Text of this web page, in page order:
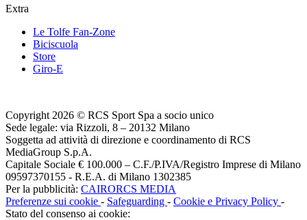
Extra
Le Tolfe Fan-Zone
Biciscuola
Store
Giro-E
Copyright 2026 © RCS Sport Spa a socio unico
Sede legale: via Rizzoli, 8 – 20132 Milano
Soggetta ad attività di direzione e coordinamento di RCS
MediaGroup S.p.A.
Capitale Sociale € 100.000 – C.F./P.IVA/Registro Imprese di Milano
09597370155 - R.E.A. di Milano 1302385
Per la pubblicità: CAIRORCS MEDIA
Preferenze sui cookie - Safeguarding - Cookie e Privacy Policy -
Stato del consenso ai cookie: